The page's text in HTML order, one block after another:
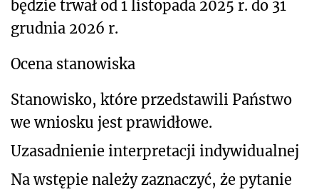
będzie trwał od 1 listopada 2025 r. do 31
grudnia 2026 r.
Ocena stanowiska
Stanowisko, które przedstawili Państwo
we wniosku jest prawidłowe.
Uzasadnienie interpretacji indywidualnej
Na wstępie należy zaznaczyć, że pytanie